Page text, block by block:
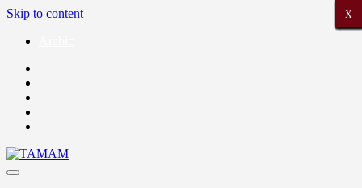
Skip to content
X
X
X
X
X
X
X
X
X
X
X
X
X
X
X
X
X
X
X
X
X